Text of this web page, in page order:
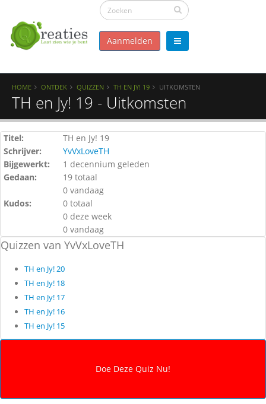
Aanmelden
HOME ONTDEK QUIZZEN TH EN JY! 19 UITKOMSTEN
TH en Jy! 19 - Uitkomsten
Titel:
TH en Jy! 19
Schrijver:
YvVxLoveTH
Bijgewerkt:
1 decennium geleden
Gedaan:
19 totaal
0 vandaag
Kudos:
0 totaal
0 deze week
0 vandaag
Quizzen van YvVxLoveTH
TH en Jy! 20
TH en Jy! 18
TH en Jy! 17
TH en Jy! 16
TH en Jy! 15